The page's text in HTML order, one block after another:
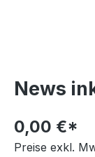
News
0,00 €*
Preise exkl.